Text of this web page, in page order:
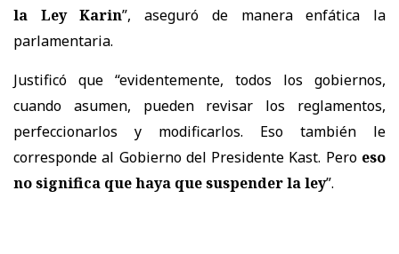
la Ley Karin”, aseguró de manera enfática la
parlamentaria.
Justificó que “evidentemente, todos los gobiernos,
cuando asumen, pueden revisar los reglamentos,
perfeccionarlos y modificarlos. Eso también le
corresponde al Gobierno del Presidente Kast. Peroeso
no significa que haya que suspender la ley”.